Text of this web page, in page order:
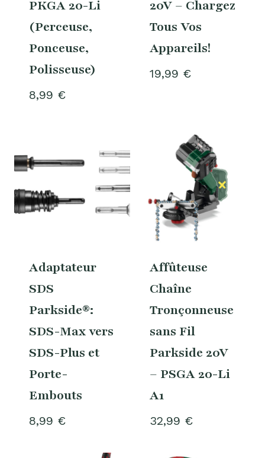
PKGA 20-Li
(Perceuse,
Ponceuse,
Polisseuse)
8,99 €
20V – Chargez
Tous Vos
Appareils!
19,99 €
Adaptateur
SDS
Parkside®:
SDS-Max vers
SDS-Plus et
Porte-
Embouts
8,99 €
Affûteuse
Chaîne
Tronçonneuse
sans Fil
Parkside 20V
– PSGA 20-Li
A1
32,99 €